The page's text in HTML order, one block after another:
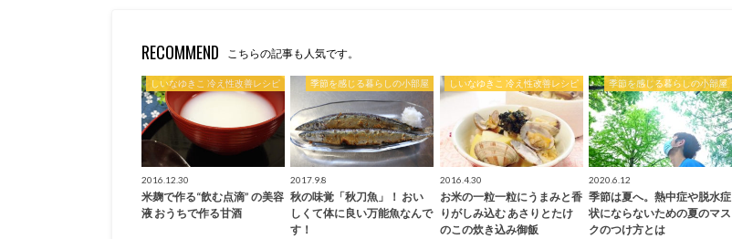
RECOMMEND こちらの記事も人気です。
しいなゆきこ 冷え性改善レシピ
2016.12.30
米麹で作る“飲む点滴” の美容
液 おうちで作る甘酒
季節を感じる暮らしの小部屋
2017.9.8
秋の味覚「秋刀魚」！ おい
しくて体に良い万能魚なんで
す！
しいなゆきこ 冷え性改善レシピ
2016.4.30
お米の一粒一粒にうまみと香
りがしみ込む あさりとたけ
のこの炊き込み御飯
季節を感じる暮らしの小部屋
2020.6.12
季節は夏へ。熱中症や脱水症
状にならないための夏のマス
クのつけ方とは